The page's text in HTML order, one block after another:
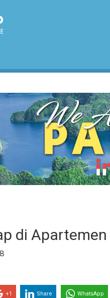
di
+1 Share WhatsApp